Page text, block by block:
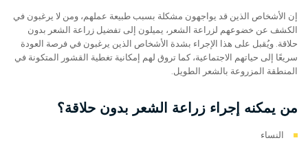
إن الأشخاص الذين قد يواجهون مشكلة بسبب طبيعة عملهم، ومن لا يرغبون في
الكشف عن خضوعهم لزراعة الشعر، يميلون إلى تفضيل زراعة الشعر بدون
حلاقة. ويُقبل على هذا الإجراء بشدة الأشخاص الذين يرغبون في فرصة العودة
سريعًا إلى حياتهم الاجتماعية، كما تروق لهم إمكانية تغطية القشور المتكونة في
المنطقة المزروعة بالشعر الطويل.
من يمكنه إجراء زراعة الشعر بدون حلاقة؟
النساء